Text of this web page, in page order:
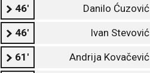
46' Danilo Ćuzović
46' Ivan Stevović
61' Andrija Kovačević